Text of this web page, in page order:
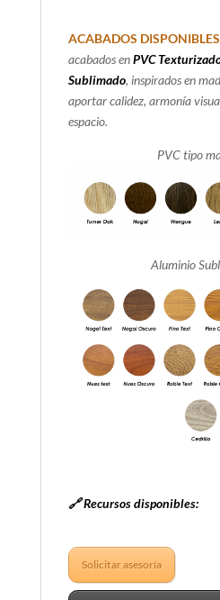
ACABADOS
acabados enPVC
Sublimado, inspirados en
aportar calidez, armonía
espacio.
PVC tipo
Aluminio
🔗 Recursos disponibles:
Solicitar asesoría